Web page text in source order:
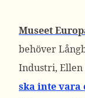
Museet
behöver
Industri, Ellen
ska inte vara